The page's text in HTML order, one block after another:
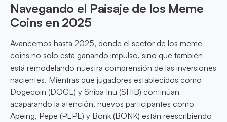
Navegando el Paisaje de los Meme
Coins en 2025
Avancemos hasta 2025, donde el sector de los meme
coins no solo está ganando impulso, sino que también
está remodelando nuestra comprensión de las inversiones
nacientes. Mientras que jugadores establecidos como
Dogecoin (DOGE) y Shiba Inu (SHIB) continúan
acaparando la atención, nuevos participantes como
Apeing, Pepe (PEPE) y Bonk (BONK) están reescribiendo